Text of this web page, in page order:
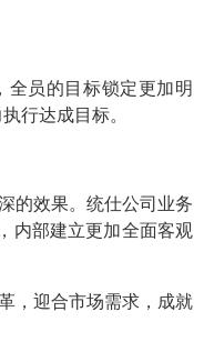
全员的目标锁定更加明
行达成目标。
的效果。统仕公司业务
内部建立更加全面客观
，迎合市场需求，成就